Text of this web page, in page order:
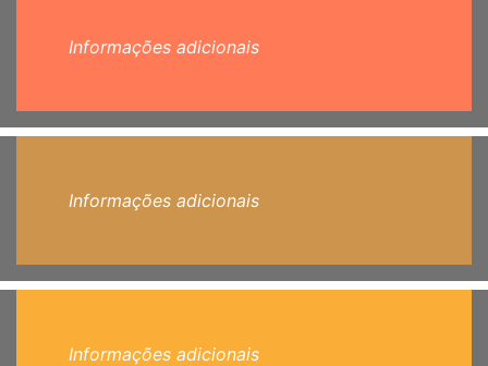
Informações adicionais
Informações adicionais
Informações adicionais